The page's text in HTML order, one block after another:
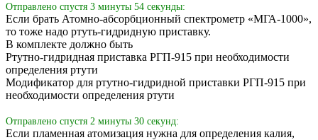
Отправлено спустя 3 минуты 54 секунды:
Если брать Атомно-абсорбционный спектрометр «МГА-1000»,
то тоже надо ртуть-гидридную приставку.
В комплекте должно быть
Ртутно-гидридная приставка РГП-915 при необходимости
определения ртути
Модификатор для ртутно-гидридной приставки РГП-915 при
необходимости определения ртути
Отправлено спустя 2 минуты 30 секунд:
Если пламенная атомизация нужна для определения калия,